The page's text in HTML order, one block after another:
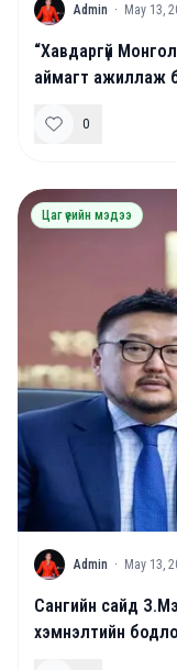
A Admin · May 13,
“Хавдаргүй
аймагт ажиллаж
0
Цаг үеийн мэдээ
A Admin · May 13,
Сангийн сайд
хэмнэлтийн